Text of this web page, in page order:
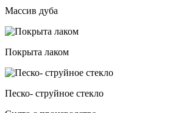
Массив дуба
Покрыта лаком
Песко- струйное стекло